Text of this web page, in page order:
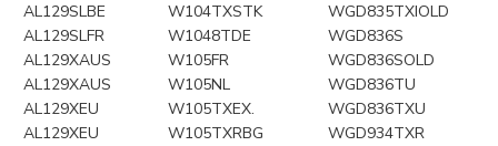
AL129SLBE
W104TXSTK
WGD835TXIOLD
AL129SLFR
W1048TDE
WGD836S
AL129XAUS
W105FR
WGD836SOLD
AL129XAUS
W105NL
WGD836TU
AL129XEU
W105TXEX.
WGD836TXU
AL129XEU
W105TXRBG
WGD934TXR